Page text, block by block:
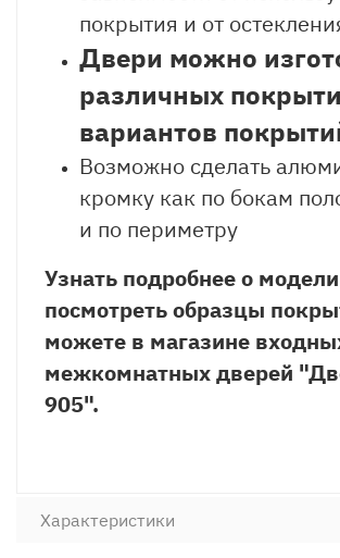
покрытия и от
Двери можно
различных
вариантов
Возможно сделать
кромку как по бокам
и по периметру
Узнать подробнее о
посмотреть образцы
можете в магазине
межкомнатных дверей
905".
Характеристики